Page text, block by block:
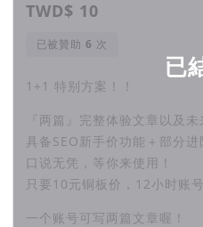
进阶选
已
TWD$ 10
已被贊助 次
1+1 特别方案！！
『两篇』完整体验文章以及
具备SEO新手价功能＋部分进
口说无凭，等你来使用！
只要10元铜板价，12小时账
一个账号可写两篇文章喔！